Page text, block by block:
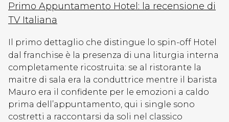
Primo Appuntamento Hotel: la recensione di
TV Italiana
Il primo dettaglio che distingue lo spin-off Hotel
dal franchise è la presenza di una liturgia interna
completamente ricostruita: se al ristorante la
maitre di sala era la conduttrice mentre il barista
Mauro era il confidente per le emozioni a caldo
prima dell’appuntamento, qui i single sono
costretti a raccontarsi da soli nel classico